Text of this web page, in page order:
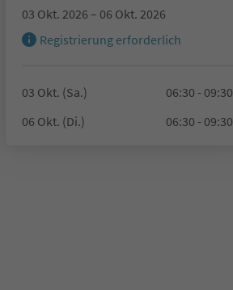
03 Okt. 2026 – 06 Okt. 2026
Registrierung erforderlich
03 Okt. (Sa.)
06:30 - 09:30
06 Okt. (Di.)
06:30 - 09:30